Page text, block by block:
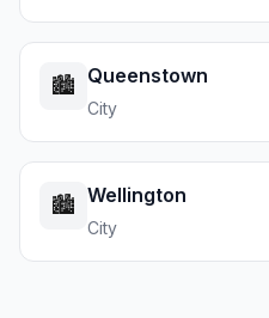
🏙️ Queenstown
City
🏙️ Wellington
City